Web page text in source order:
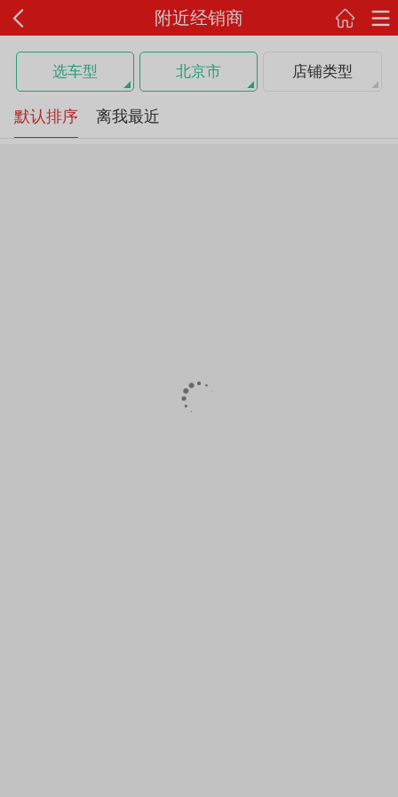
附近经销商
选车型 北京市 店铺类型
默认排序 离我最近